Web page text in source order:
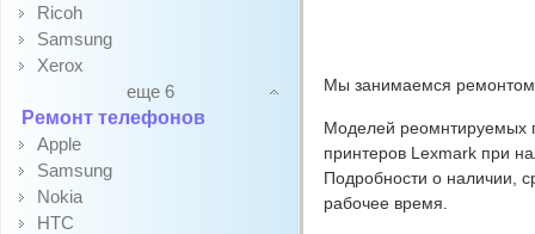
Ricoh
Samsung
Xerox
еще 6
Ремонт телефонов
Apple
Samsung
Nokia
HTC
Мы занимаемся ремонтом
Моделей реомнтируемых
принтеров Lexmark при
Подробности о наличии,
рабочее время.